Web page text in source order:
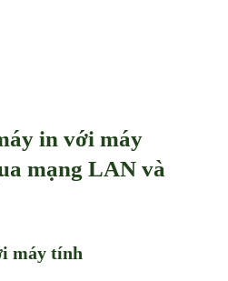
in với máy
mạng LAN và
máy tính